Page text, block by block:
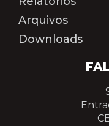
Arquivos
Downloads